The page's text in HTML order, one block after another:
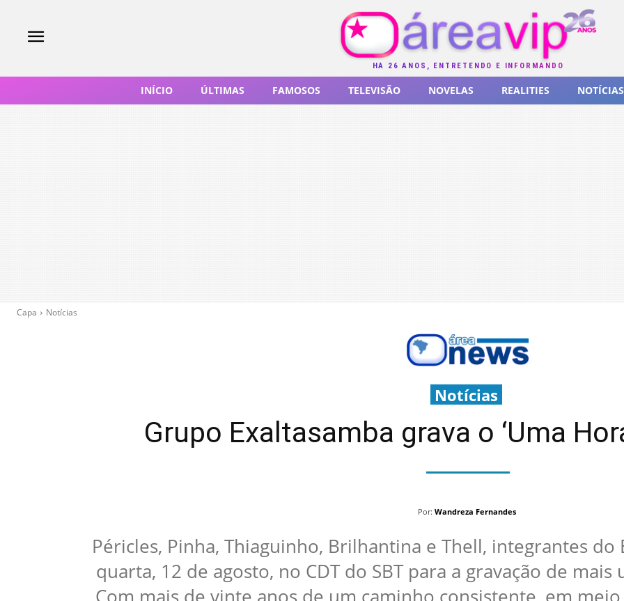
HÁ 26 ANOS, ENTRETENDO E INFORMANDO
INÍCIO ÚLTIMAS FAMOSOS TELEVISÃO NOVELAS REALITIES NOTÍCIAS
Capa Notícias
Notícias
Grupo Exaltasamba grava o ‘Uma
Por: Wandreza Fernandes
Péricles, Pinha, Thiaguinho, Brilhantina e Thell, integrantes do
quarta, 12 de agosto, no CDT do SBT para a gravação de mais
Com mais de vinte anos de um caminho consistente, em